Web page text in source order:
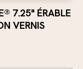
7.25" ÉRABLE
VERNIS